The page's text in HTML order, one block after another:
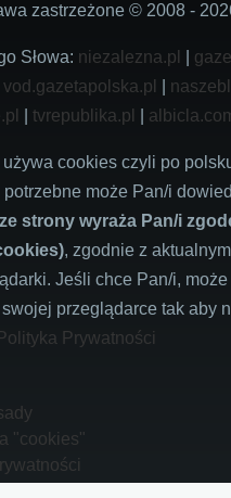
zastrzeżone © 2008 -
Słowa: niezalezna.pl
vod.gazetapolska.pl
tvrepublika.pl
używa cookies czyli po
może Pan/i
strony wyraża Pan/i
, zgodnie z
Jeśli chce Pan/i,
przeglądarce tak aby
Polityka Prywatności
"cookies"